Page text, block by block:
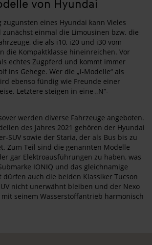
von Hyundai
zugunsten eines Hyundai kann Vieles
zunächst einmal die Limousinen bzw. die
die als i10, i20 und i30 vom
die Kompaktklasse hineinreichen. Vor
echtes Zugpferd und kommt immer
ins Gehege. Wer die „i-Modelle“ als
ebenso fündig wie Freunde einer
Letztere steigen in eine „N“-
werden diverse Fahrzeuge angeboten.
des Jahres 2021 gehören der Hyundai
SUV sowie der Staria, der als Bus bis zu
Zum Teil sind die genannten Modelle
gar Elektroausführungen zu haben, was
IONIQ und das gleichnamige
auch die beiden Klassiker Tucson
nicht unerwähnt bleiben und der Nexo
seinem Wasserstoffantrieb harmonisch